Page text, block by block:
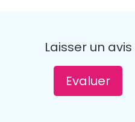
Laisser un avis
Evaluer